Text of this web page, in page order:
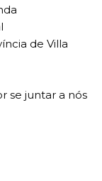
de Villa
se juntar a nós